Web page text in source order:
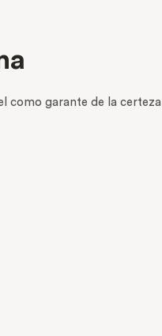
como garante de la